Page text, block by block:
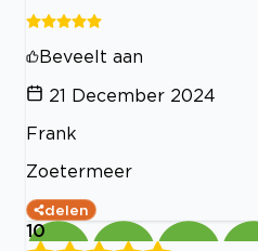
Beveelt aan
21 December 2024
Frank
Zoetermeer
delen
10